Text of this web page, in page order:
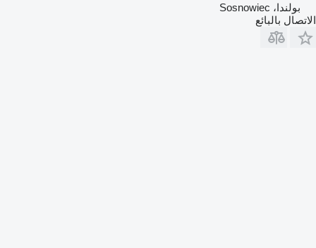
بولندا، Sosnowiec
الاتصال بالبائع